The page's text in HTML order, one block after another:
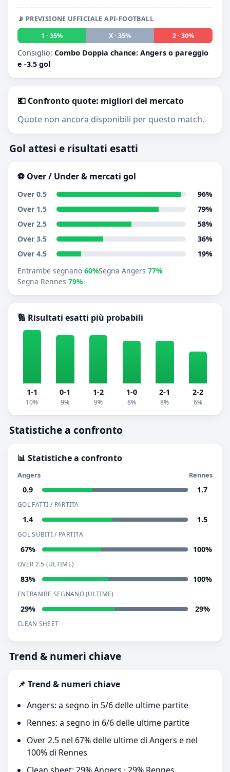
📡 PREVISIONE UFFICIALE API-FOOTBALL
1 · 35%
X · 35% 2 · 30%
Consiglio: Combo Doppia chance: Angers o pareggio
e -3.5 gol
💶 Confronto quote: migliori del mercato
Quote non ancora disponibili per questo match.
Gol attesi e risultati esatti
⚽ Over / Under & mercati gol
Over 0.5
96%
Over 1.5
79%
Over 2.5
58%
Over 3.5
36%
Over 4.5
19%
Entrambe segnano 60%Segna Angers 77%
Segna Rennes 79%
🔢 Risultati esatti più probabili
1-1
10%
0-1
9%
1-2
9%
1-0
8%
2-1
8%
2-2
6%
Statistiche a confronto
📊 Statistiche a confronto
Angers Rennes
0.9 1.7
GOL FATTI / PARTITA
1.4 1.5
GOL SUBITI / PARTITA
67% 100%
OVER 2.5 (ULTIME)
83% 100%
ENTRAMBE SEGNANO (ULTIME)
29% 29%
CLEAN SHEET
Trend & numeri chiave
📌 Trend & numeri chiave
Angers: a segno in 5/6 delle ultime partite
Rennes: a segno in 6/6 delle ultime partite
Over 2.5 nel 67% delle ultime di Angers e nel
100% di Rennes